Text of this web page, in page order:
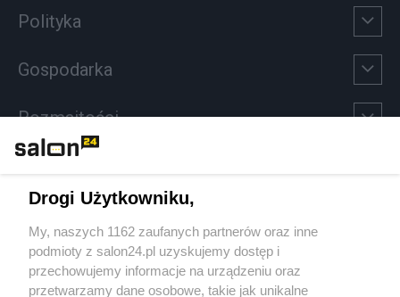
Polityka
Gospodarka
Rozmaitości
Sport
Społeczeństwo
Drogi Użytkowniku,
My, naszych 1162 zaufanych partnerów oraz inne
podmioty z salon24.pl uzyskujemy dostęp i
przechowujemy informacje na urządzeniu oraz
przetwarzamy dane osobowe, takie jak unikalne